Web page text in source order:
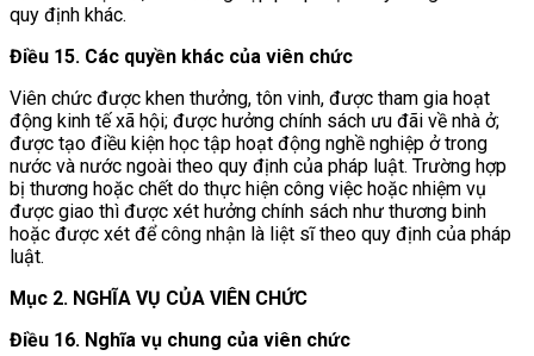
quy định khác.
Điều 15. Các quyền khác của viên chức
Viên chức được khen thưởng, tôn vinh, được tham gia hoạt
động kinh tế xã hội; được hưởng chính sách ưu đãi về nhà ở;
được tạo điều kiện học tập hoạt động nghề nghiệp ở trong
nước và nước ngoài theo quy định của pháp luật. Trường hợp
bị thương hoặc chết do thực hiện công việc hoặc nhiệm vụ
được giao thì được xét hưởng chính sách như thương binh
hoặc được xét để công nhận là liệt sĩ theo quy định của pháp
luật.
Mục 2. NGHĨA VỤ CỦA VIÊN CHỨC
Điều 16. Nghĩa vụ chung của viên chức